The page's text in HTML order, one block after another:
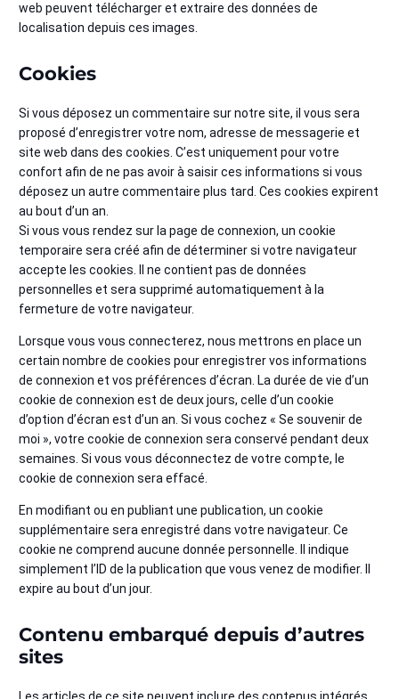
web peuvent télécharger et extraire des données de
localisation depuis ces images.
Cookies
Si vous déposez un commentaire sur notre site, il vous sera
proposé d’enregistrer votre nom, adresse de messagerie et
site web dans des cookies. C’est uniquement pour votre
confort afin de ne pas avoir à saisir ces informations si vous
déposez un autre commentaire plus tard. Ces cookies expirent
au bout d’un an.
Si vous vous rendez sur la page de connexion, un cookie
temporaire sera créé afin de déterminer si votre navigateur
accepte les cookies. Il ne contient pas de données
personnelles et sera supprimé automatiquement à la
fermeture de votre navigateur.
Lorsque vous vous connecterez, nous mettrons en place un
certain nombre de cookies pour enregistrer vos informations
de connexion et vos préférences d’écran. La durée de vie d’un
cookie de connexion est de deux jours, celle d’un cookie
d’option d’écran est d’un an. Si vous cochez « Se souvenir de
moi », votre cookie de connexion sera conservé pendant deux
semaines. Si vous vous déconnectez de votre compte, le
cookie de connexion sera effacé.
En modifiant ou en publiant une publication, un cookie
supplémentaire sera enregistré dans votre navigateur. Ce
cookie ne comprend aucune donnée personnelle. Il indique
simplement l’ID de la publication que vous venez de modifier. Il
expire au bout d’un jour.
Contenu embarqué depuis d’autres
sites